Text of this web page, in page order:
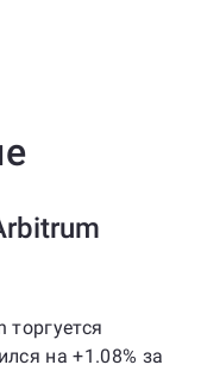
на +1.08% за